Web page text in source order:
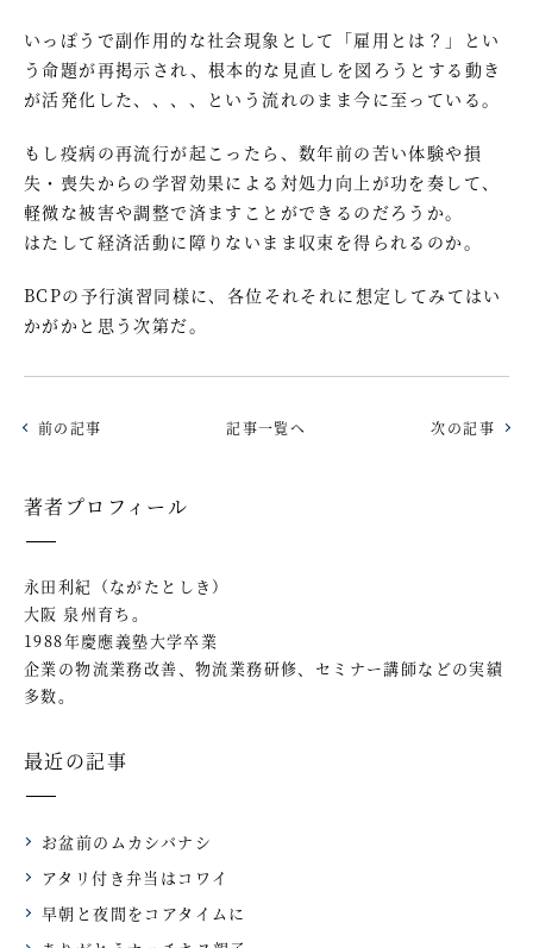
いっぽうで副作用的な社会現象として「雇用とは？」とい
う命題が再掲示され、根本的な見直しを図ろうとする動き
が活発化した、、、、という流れのまま今に至っている。
もし疫病の再流行が起こったら、数年前の苦い体験や損
失・喪失からの学習効果による対処力向上が功を奏して、
軽微な被害や調整で済ますことができるのだろうか。
はたして経済活動に障りないまま収束を得られるのか。
BCPの予行演習同様に、各位それそれに想定してみてはい
かがかと思う次第だ。
前の記事 記事一覧へ 次の記事
著者プロフィール
永田利紀（ながたとしき）
大阪 泉州育ち。
1988年慶應義塾大学卒業
企業の物流業務改善、物流業務研修、セミナー講師などの実績
多数。
最近の記事
お盆前のムカシバナシ
アタリ付き弁当はコワイ
早朝と夜間をコアタイムに